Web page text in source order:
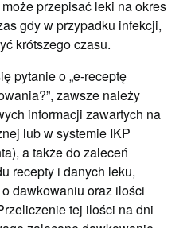
przepisać leki na okres
gdy w przypadku infekcji,
krótszego czasu.
pytanie o „e-receptę
zawsze należy
informacji zawartych na
lub w systemie IKP
a także do zaleceń
recepty i danych leku,
dawkowaniu oraz ilości
tej ilości na dni